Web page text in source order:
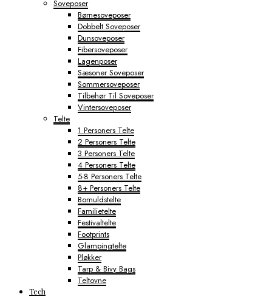
Soveposer
Børnesoveposer
Dobbelt Soveposer
Dunsoveposer
Fibersoveposer
Lagenposer
Sæsoner Soveposer
Sommersoveposer
Tilbehør Til Soveposer
Vintersoveposer
Telte
1 Personers Telte
2 Personers Telte
3 Personers Telte
4 Personers Telte
5-8 Personers Telte
8+ Personers Telte
Bomuldstelte
Familietelte
Festivaltelte
Footprints
Glampingtelte
Pløkker
Tarp & Bivy Bags
Teltovne
Tech